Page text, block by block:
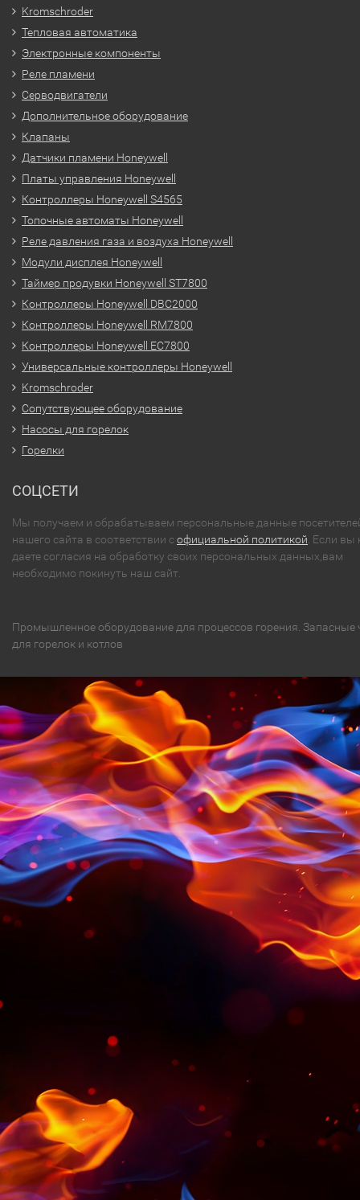
Kromschroder
Тепловая автоматика
Электронные компоненты
Реле пламени
Серводвигатели
Дополнительное оборудование
Клапаны
Датчики пламени Honeywell
Платы управления Honeywell
Контроллеры Honeywell S4565
Топочные автоматы Honeywell
Реле давления газа и воздуха Honeywell
Модули дисплея Honeywell
Таймер продувки Honeywell ST7800
Контроллеры Honeywell DBC2000
Контроллеры Honeywell RM7800
Контроллеры Honeywell EC7800
Универсальные контроллеры Honeywell
Kromschroder
Сопутствующее оборудование
Насосы для горелок
Горелки
СОЦСЕТИ
Мы получаем и обрабатываем персональные данные
нашего сайта в соответствии софициальной политикой . Если вы
даете согласия на обработку своих персональных данных,вам
необходимо покинуть наш сайт.
Промышленное оборудование для процессов горения. Запасные
для горелок и котлов